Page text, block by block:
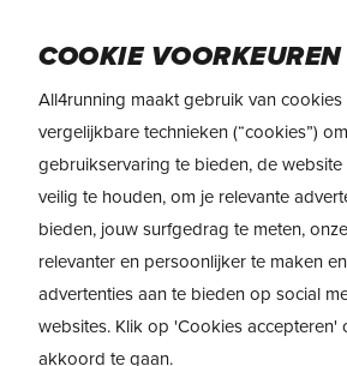
COOKIE VOORKEUREN
All4running maakt gebruik van cookies
vergelijkbare technieken (“cookies”)
gebruikservaring te bieden, de
veilig te houden, om je relevante
bieden, jouw surfgedrag te meten,
relevanter en persoonlijker te maken
advertenties aan te bieden op social
websites. Klik op 'Cookies accepteren'
akkoord te gaan.